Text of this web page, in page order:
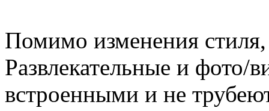
Помимо изменения
Развлекательные и фото/
встроенными и не